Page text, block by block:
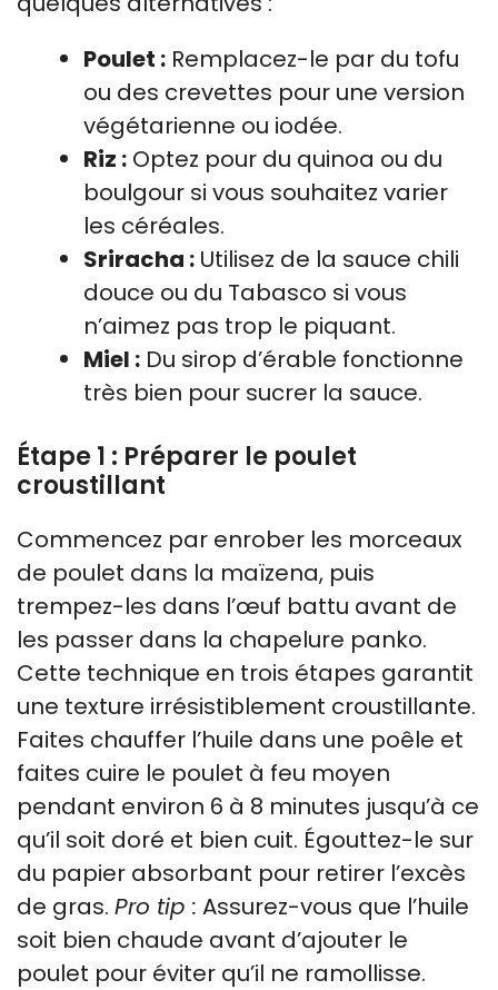
Poulet : Remplacez-le par du tofu
ou des crevettes pour une version
végétarienne ou iodée.
Riz : Optez pour du quinoa ou du
boulgour si vous souhaitez varier
les céréales.
Sriracha : Utilisez de la sauce chili
douce ou du Tabasco si vous
n’aimez pas trop le piquant.
Miel : Du sirop d’érable fonctionne
très bien pour sucrer la sauce.
Étape 1 : Préparer le poulet
croustillant
Commencez par enrober les morceaux
de poulet dans la maïzena, puis
trempez-les dans l’œuf battu avant de
les passer dans la chapelure panko.
Cette technique en trois étapes garantit
une texture irrésistiblement croustillante.
Faites chauffer l’huile dans une poêle et
faites cuire le poulet à feu moyen
pendant environ 6 à 8 minutes jusqu’à ce
qu’il soit doré et bien cuit. Égouttez-le sur
du papier absorbant pour retirer l’excès
de gras. Pro tip : Assurez-vous que l’huile
soit bien chaude avant d’ajouter le
poulet pour éviter qu’il ne ramollisse.